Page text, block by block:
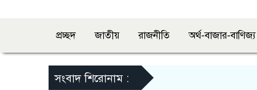
প্রচ্ছদ জাতীয় রাজনীতি অর্থ-বাজার-বাণিজ্য
সংবাদ শিরোনাম :